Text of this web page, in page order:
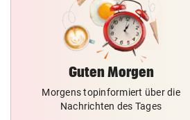
Guten Morgen
Morgens topinformiert über die
Nachrichten des Tages